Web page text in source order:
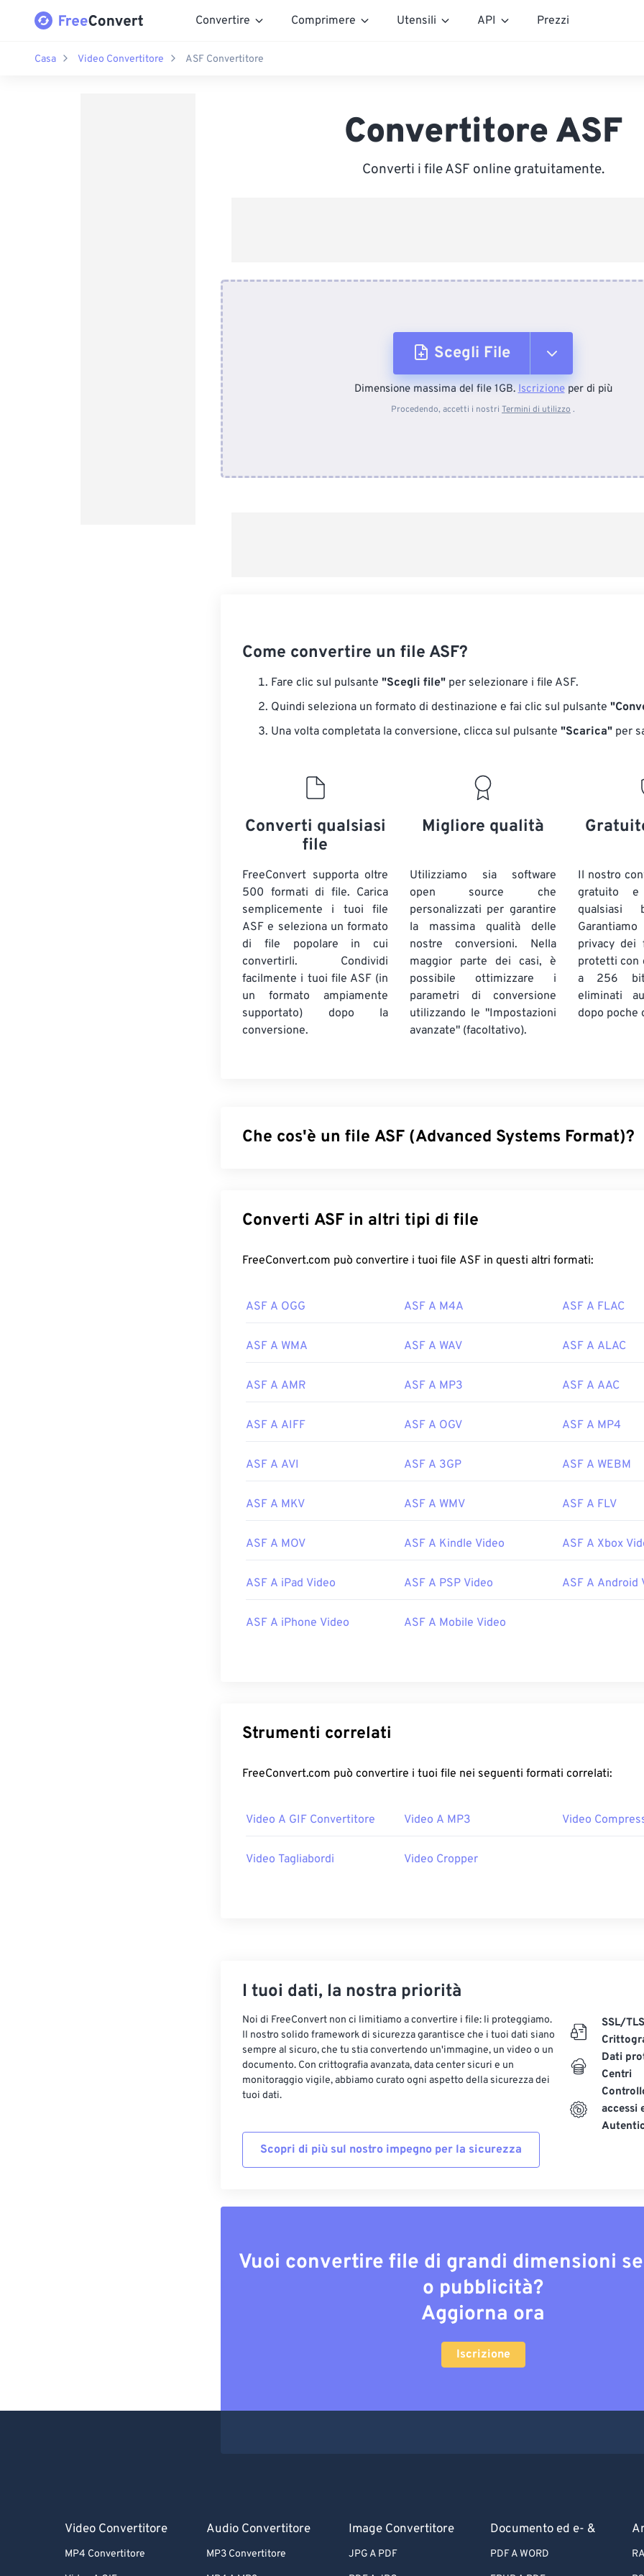
Convertire Comprimere Utensili API Prezzi
Casa Video Convertitore ASF Convertitore
Convertitore ASF
Converti i file ASF online gratuitamente.
Scegli File
Dal dispositivo
Dimensione massima del file 1GB.Iscrizioneper di più
Procedendo, accetti i nostri Termini di utilizzo .
Come convertire un file ASF?
Fare clic sul pulsante "Scegli file" per selezionare i file ASF.
Quindi seleziona un formato di destinazione e fai clic sul pulsante
Una volta completata la conversione, clicca sul pulsante "Scarica" ​​per
Converti qualsiasi
file
FreeConvert supporta oltre
500 formati di file. Carica
semplicemente i tuoi file
ASF e seleziona un formato
di file popolare in cui
convertirli. Condividi
facilmente i tuoi file ASF (in
un formato ampiamente
supportato) dopo la
conversione.
Migliore qualità
Utilizziamo sia software
open source che
personalizzati per garantire
la massima qualità delle
nostre conversioni. Nella
maggior parte dei casi, è
possibile ottimizzare i
parametri di conversione
utilizzando le "Impostazioni
avanzate" (facoltativo).
Il nostro
gratuito
qualsiasi
privacy
protetti con
a 256
eliminati
dopo poche
Che cos'è un file ASF (Advanced Systems Format)?
e per renderlo indipendente da sistemi e protocolli. Supporta capitoli,
tag di metadati, streaming e lettori hardware, ma non supporta i menu.
Come aprire un file ASF?
VLC Media Player
è una buona scelta. Tieni presente che ASF può contenere
Sviluppato da:
Versione iniziale:
https://en.wikipedia.org/wiki/Advanced_Systems_Format
Converti ASF in altri tipi di file
FreeConvert.com può convertire i tuoi file ASF in questi altri formati:
ASF A OGG ASF A M4A ASF A FLAC
ASF A WMA ASF A WAV ASF A ALAC
ASF A AMR ASF A MP3 ASF A AAC
ASF A AIFF ASF A OGV ASF A MP4
ASF A AVI ASF A 3GP ASF A WEBM
ASF A MKV ASF A WMV ASF A FLV
ASF A MOV ASF A Kindle Video ASF A Xbox
ASF A iPad Video ASF A PSP Video ASF A Android
ASF A iPhone Video ASF A Mobile Video
Strumenti correlati
FreeConvert.com può convertire i tuoi file nei seguenti formati correlati:
Video A GIF Convertitore Video A MP3 Video
Video Tagliabordi Video Cropper
I tuoi dati, la nostra priorità
Noi di FreeConvert non ci limitiamo a convertire i file: li proteggiamo.
Il nostro solido framework di sicurezza garantisce che i tuoi dati siano
sempre al sicuro, che tu stia convertendo un'immagine, un video o un
documento. Con crittografia avanzata, data center sicuri e un
monitoraggio vigile, abbiamo curato ogni aspetto della sicurezza dei
tuoi dati.
Scopri di più sul nostro impegno per la sicurezza
SSL/TLS
Dati
Centri
accessi
Vuoi convertire file di grandi dimensioni
o pubblicità?
Aggiorna ora
Iscrizione
Video Convertitore
MP4 Convertitore
Audio Convertitore
MP3 Convertitore
Image Convertitore
JPG A PDF
Documento ed e- &
PDF A WORD